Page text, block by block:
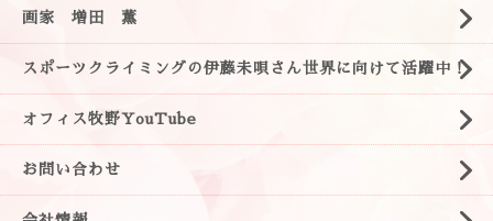
画家 増田 薫
スポーツクライミングの伊藤未唄さん世界に向けて活躍中！
オフィス牧野YouTube
お問い合わせ